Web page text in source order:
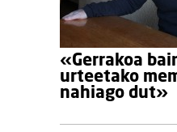
«Gerrakoa
urteetako
nahiago dut»